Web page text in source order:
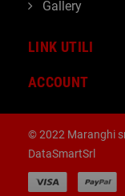
LINK UTILI
ACCOUNT
Gallery
© 2022 Maranghi
DataSmartSrl